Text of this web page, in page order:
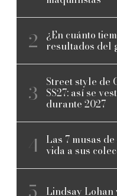
¿En cuánto
resultados del
Street style de
SS27: así se
durante 2027
Las 7 musas
vida a sus
Lindsay Lohan